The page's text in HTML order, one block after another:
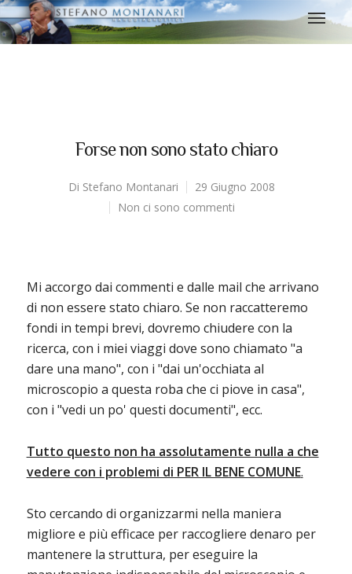
Forse non sono stato chiaro
Di Stefano Montanari
29 Giugno 2008
Non ci sono commenti
Mi accorgo dai commenti e dalle mail che arrivano
di non essere stato chiaro. Se non raccatteremo
fondi in tempi brevi, dovremo chiudere con la
ricerca, con i miei viaggi dove sono chiamato "a
dare una mano", con i "dai un'occhiata al
microscopio a questa roba che ci piove in casa",
con i "vedi un po' questi documenti", ecc.
Tutto questo non ha assolutamente nulla a che
vedere con i problemi di PER IL BENE COMUNE.
Sto cercando di organizzarmi nella maniera
migliore e più efficace per raccogliere denaro per
mantenere la struttura, per eseguire la